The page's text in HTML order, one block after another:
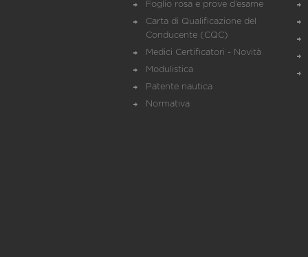
Foglio rosa e prove d’esame
Carta di Qualificazione del
Conducente (CQC)
Medici Certificatori - Novità
Modulistica
Patente nautica
Normativa